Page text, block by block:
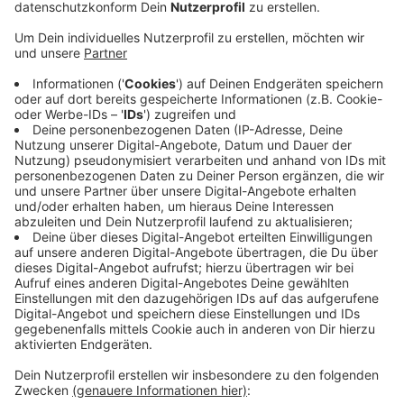
Veröffentlicht:Freitag, 10.01.2025 06:37
Anzeige
Der dort abtauende Schnee könnte nach ersten
Einschätzung dafür gesorgt haben. Einsatzkräfte
hatten erst versucht, mit Hilfe eines Hubschraubers
Schnee und Eis von der Brücke entfernen. Der Wind
der Rotoren hatte dafür aber nicht ausgereicht.
Danach nutzten die Einsatzkräfte eine Hebebühne, um
an den Schnee zu kommen. Es ist laut Leverkusener
Feuerwehr die größte Hebebühne Europas, die
Einsätze in 90 Metern Höhe ermöglicht.
Anzeige